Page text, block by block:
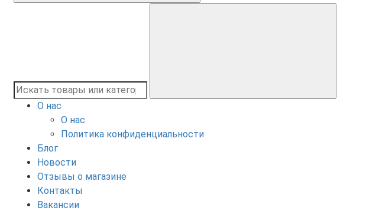
О нас
О нас
Политика конфиденциальности
Блог
Новости
Отзывы о магазине
Контакты
Вакансии